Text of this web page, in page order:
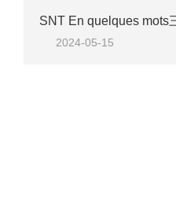
2024-05-15